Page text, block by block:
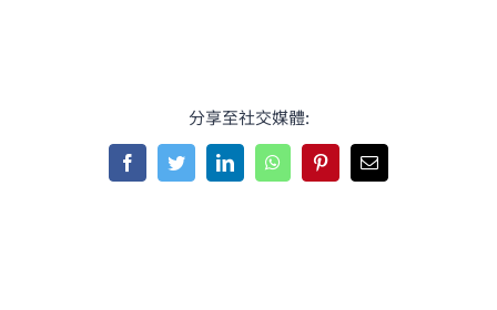
分享至社交媒體:
FacebookTwitterLinkedInWhatsAppPinterestEmail